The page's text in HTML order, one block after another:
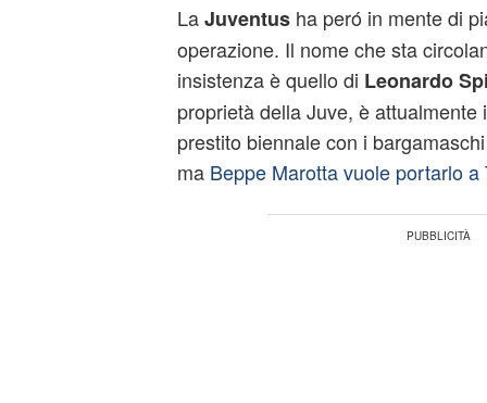
LaJuventusha peró in mente di
operazione. Il nome che sta
insistenza è quello di Leonardo
proprietà della Juve, è attualmente
prestito biennale con i
ma Beppe Marotta vuole portarlo a